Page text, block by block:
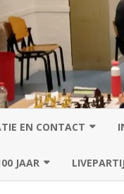
EN CONTACT
VAN SC
JAAR